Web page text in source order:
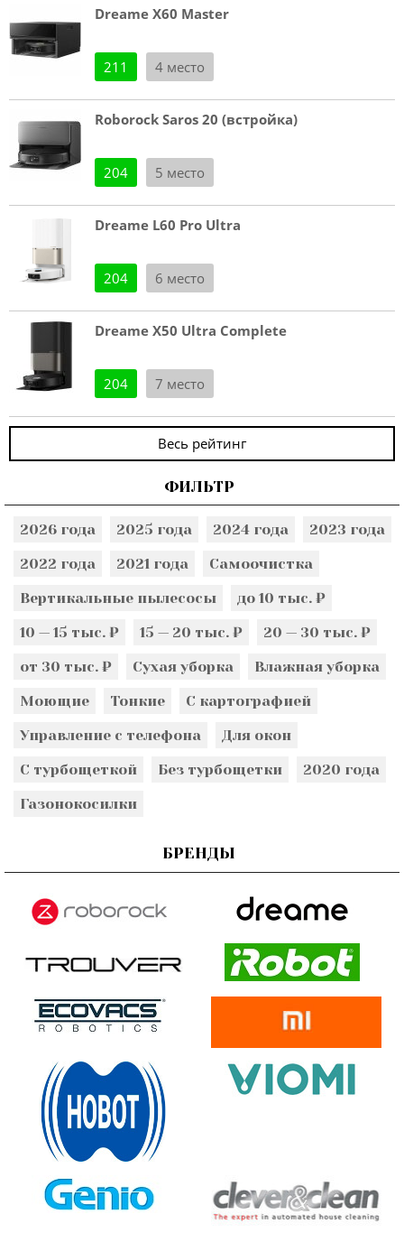
Dreame X60 Master
211 4 место
Roborock Saros 20 (встройка)
204 5 место
Dreame L60 Pro Ultra
204 6 место
Dreame X50 Ultra Complete
204 7 место
Весь рейтинг
ФИЛЬТР
2026 года 2025 года 2024 года
2023 года
2022 года
2021 года
Самоочистка
Вертикальные пылесосы
до 10 тыс. ₽
10 — 15 тыс. ₽
15 — 20 тыс. ₽
20 — 30 тыс. ₽
от 30 тыс. ₽
Сухая уборка
Влажная уборка
Моющие
Тонкие
С картографией
Управление с телефона
Для окон
С турбощеткой
Без турбощетки
2020 года
Газонокосилки
БРЕНДЫ